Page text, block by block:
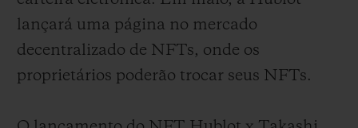
lançará uma página no mercado
decentralizado de NFTs, onde os
proprietários poderão trocar seus NFTs.